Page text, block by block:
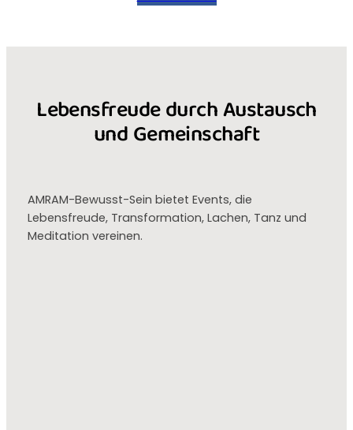
Lebensfreude durch Austausch
und Gemeinschaft
AMRAM-Bewusst-Sein bietet Events, die
Lebensfreude, Transformation, Lachen, Tanz und
Meditation vereinen.